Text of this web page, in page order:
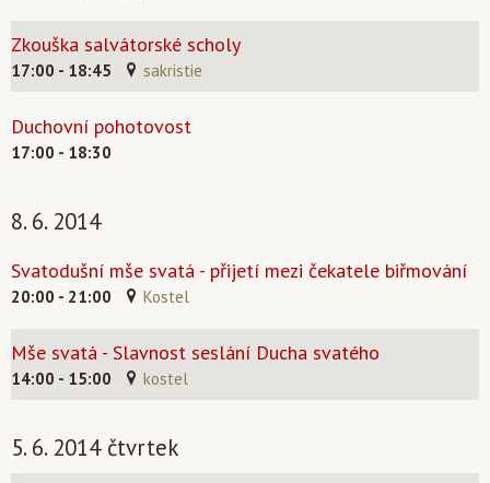
Zkouška salvátorské scholy
17:00 - 18:45 sakristie
Duchovní pohotovost
17:00 - 18:30
8. 6. 2014
Svatodušní mše svatá - přijetí mezi čekatele biřmování
20:00 - 21:00 Kostel
Mše svatá - Slavnost seslání Ducha svatého
14:00 - 15:00 kostel
5. 6. 2014 čtvrtek